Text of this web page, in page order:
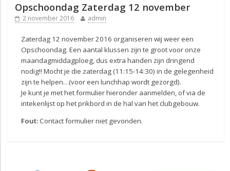
Opschoondag Zaterdag 12 november
2 november 2016 admin
Zaterdag 12 november 2016 organiseren wij weer een
Opschoondag. Een aantal klussen zijn te groot voor onze
maandagmiddagploeg, dus extra handen zijn dringend
nodig!! Mocht je die zaterdag (11:15-14:30) in de gelegenheid
zijn te helpen…(voor een lunchhap wordt gezorgd).
Je kunt je met het formulier hieronder aanmelden, of via de
intekenlijst op het prikbord in de hal van het clubgebouw.
Fout:Contact formulier niet gevonden.